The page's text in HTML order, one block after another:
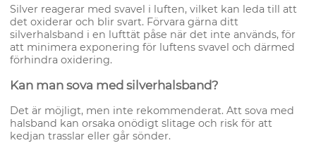
Silver reagerar med svavel i luften, vilket kan leda till att
det oxiderar och blir svart. Förvara gärna ditt
silverhalsband i en lufttät påse när det inte används, för
att minimera exponering för luftens svavel och därmed
förhindra oxidering.
Kan man sova med silverhalsband?
Det är möjligt, men inte rekommenderat. Att sova med
halsband kan orsaka onödigt slitage och risk för att
kedjan trasslar eller går sönder.